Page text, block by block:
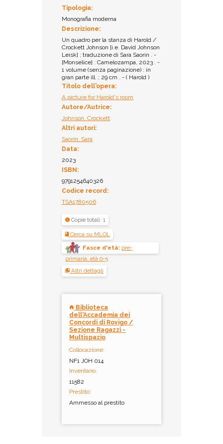
Tipologia:
Monografia moderna
Descrizione:
Un quadro per la stanza di Harold /
Crockett Johnson [i.e. David Johnson
Leisk] ; traduzione di Sara Saorin . -
[Monselice] : Camelozampa, 2023 . -
1 volume (senza paginazione) : in
gran parte ill. ; 29 cm . - ( Harold )
Titolo dell'opera:
A picture for Harold's room
Autore/Autrice:
Johnson, Crockett
Altri autori:
Saorin, Sara
Data:
2023
ISBN:
9791254640326
Codice record:
TSA1780506
Copie totali: 1
Cerca su MLOL
Fasce d'età: pre-
primaria, età 0-5
Altri dettagli
Biblioteca
dell'Accademia dei
Concordi di Rovigo /
Sezione Ragazzi -
Multispazio
Collocazione:
NF1 JOH 014
Inventario:
11582
Prestito:
Ammesso al prestito